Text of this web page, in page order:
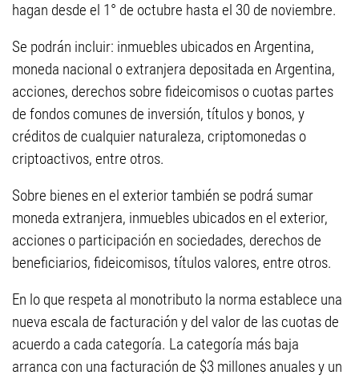
hagan desde el 1° de octubre hasta el 30 de noviembre.
Se podrán incluir: inmuebles ubicados en Argentina,
moneda nacional o extranjera depositada en Argentina,
acciones, derechos sobre fideicomisos o cuotas partes
de fondos comunes de inversión, títulos y bonos, y
créditos de cualquier naturaleza, criptomonedas o
criptoactivos, entre otros.
Sobre bienes en el exterior también se podrá sumar
moneda extranjera, inmuebles ubicados en el exterior,
acciones o participación en sociedades, derechos de
beneficiarios, fideicomisos, títulos valores, entre otros.
En lo que respeta al monotributo la norma establece una
nueva escala de facturación y del valor de las cuotas de
acuerdo a cada categoría. La categoría más baja
arranca con una facturación de $3 millones anuales y un